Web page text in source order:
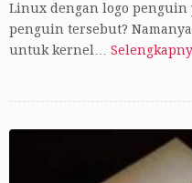
Linux dengan logo penguin
penguin tersebut?
untuk kernel…